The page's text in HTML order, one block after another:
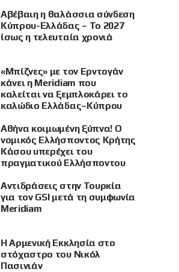
Αβέβαιη η θαλάσσια σύνδεση
Κύπρου-Ελλάδας – Το 2027
ίσως η τελευταία χρονιά
«Μπίζνες» με τον Ερντογάν
κάνει η Meridiam που
καλείται να ξεμπλοκάρει το
καλώδιο Ελλάδας–Κύπρου
Αθήνα κοιμωμένη ξύπνα! Ο
νομικός Ελλήσποντος Κρήτης
Κάσου υπερέχει του
πραγματικού Ελλήσποντου
Αντιδράσεις στην Τουρκία
για τον GSI μετά τη συμφωνία
Meridiam
Η Αρμενική Εκκλησία στο
στόχαστρο του Νικόλ
Πασινιάν